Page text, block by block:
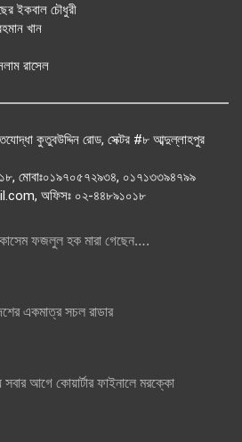
ইকবাল চৌধুরী
খান
রাসেল
কুতুবউদ্দিন রোড, সেক্টর #৮ আব্দুল্লাহপুর
মোবাঃ০১৯৭০৫৭২৯৩৪, ০১৭১৩৩৯৪৭৯৯
অফিসঃ ০২-৪৪৮৯১০১৮
ফজলুল হক মারা গেছেন….
একমাত্র সচল রাডার
সবার আগে কোয়ার্টার ফাইনালে মরক্কো